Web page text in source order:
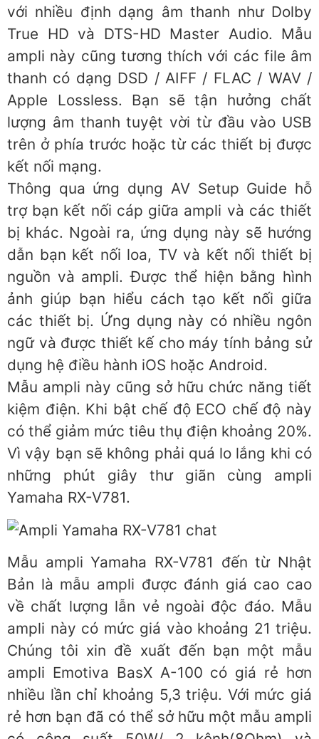
với nhiều định dạng âm thanh như Dolby
True HD và DTS-HD Master Audio. Mẫu
ampli này cũng tương thích với các file âm
thanh có dạng DSD / AIFF / FLAC / WAV /
Apple Lossless. Bạn sẽ tận hưởng chất
lượng âm thanh tuyệt vời từ đầu vào USB
trên ở phía trước hoặc từ các thiết bị được
kết nối mạng.
Thông qua ứng dụng AV Setup Guide hỗ
trợ bạn kết nối cáp giữa ampli và các thiết
bị khác. Ngoài ra, ứng dụng này sẽ hướng
dẫn bạn kết nối loa, TV và kết nối thiết bị
nguồn và ampli. Được thể hiện bằng hình
ảnh giúp bạn hiểu cách tạo kết nối giữa
các thiết bị. Ứng dụng này có nhiều ngôn
ngữ và được thiết kế cho máy tính bảng sử
dụng hệ điều hành iOS hoặc Android.
Mẫu ampli này cũng sở hữu chức năng tiết
kiệm điện. Khi bật chế độ ECO chế độ này
có thể giảm mức tiêu thụ điện khoảng 20%.
Vì vậy bạn sẽ không phải quá lo lắng khi có
những phút giây thư giãn cùng ampli
Yamaha RX-V781.
Mẫu ampli Yamaha RX-V781 đến từ Nhật
Bản là mẫu ampli được đánh giá cao cao
về chất lượng lẫn vẻ ngoài độc đáo. Mẫu
ampli này có mức giá vào khoảng 21 triệu.
Chúng tôi xin đề xuất đến bạn một mẫu
ampli Emotiva BasX A-100 có giá rẻ hơn
nhiều lần chỉ khoảng 5,3 triệu. Với mức giá
rẻ hơn bạn đã có thể sở hữu một mẫu ampli